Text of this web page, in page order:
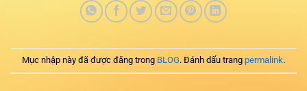
Mục nhập này đã được đăng trong BLOG. Đánh dấu trang permalink.